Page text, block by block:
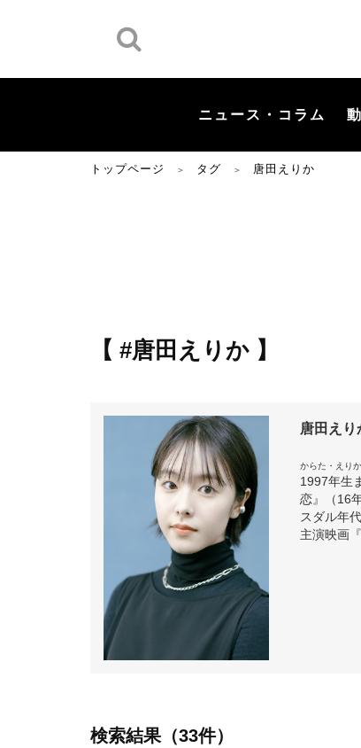
ニュース・コラム
トップページ ＞ タグ ＞ 唐田えりか
【 #唐田えりか 】
唐田えり
からた・えりか
1997年生
恋』（16
スダル年
主演映画
検索結果（33件）